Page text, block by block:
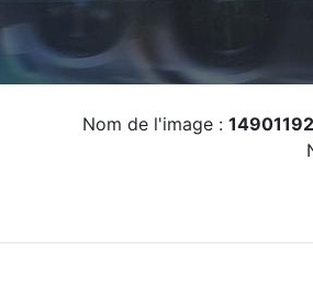
Nom de l'image :